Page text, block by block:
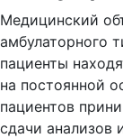
Медицинский
амбулаторного
пациенты
на постоянной
пациентов
сдачи анализов